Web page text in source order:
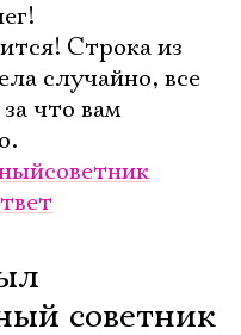
Строка из
случайно, все
что вам
советник